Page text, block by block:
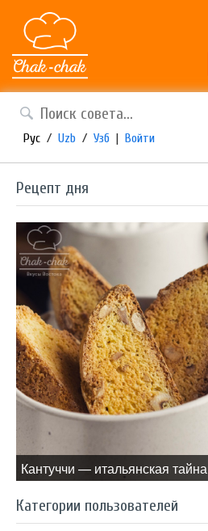
Рус / Uzb / Узб | Войти
Рецепт дня
Кантуччи — итальянская тайна
Категории пользователей